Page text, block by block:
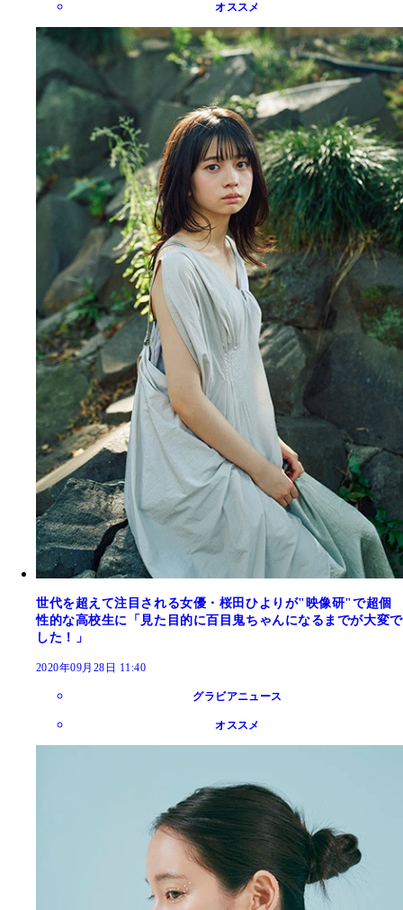
オススメ
世代を超えて注目される女優・桜田ひよりが"映像研"で超個
性的な高校生に「見た目的に百目鬼ちゃんになるまでが大変で
した！」
2020年09月28日 11:40
グラビアニュース
オススメ